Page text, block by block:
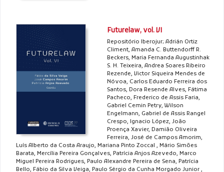
Futurelaw, vol. VI
Repositório Iberojur; Adrián Ortiz
Climent, Amanda C. Buttendorff R.
Beckers, Maria Fernanda Augustinhak
S. H. Teixeira, Andrea Soares Ribeiro
Rezende, Victor Siqueira Mendes de
Nóvoa, Carlos Eduardo Ferreira dos
Santos, Dora Resende Alves, Fátima
Pacheco, Frederico de Assis Faria,
Gabriel Cemin Petry, Wilson
Engelmann, Gabriel de Assis Rangel
Crespo, Ignacio López, João
Proença Xavier, Damião Oliveira
Ferreira, José de Campos Amorim,
Luís Alberto da Costa Araujo, Mariana Pinto Zoccal , Mário Simões
Barata, Mercília Pereira Gonçalves, Patrícia Anjos Azevedo, Marco
Miguel Pereira Rodrigues, Paulo Alexandre Pereira de Sena, Patrícia
Bello, Fábio da Silva Veiga, Paulo Sérgio da Cunha Morgado Junior ,